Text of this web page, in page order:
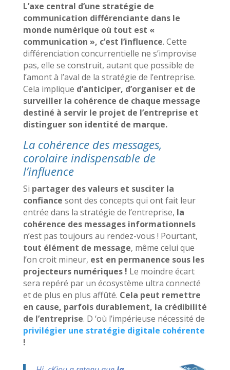
L’axe central d’une stratégie de
communication différenciante dans le
monde numérique où tout est «
communication », c’est l’influence. Cette
différenciation concurrentielle ne s’improvise
pas, elle se construit, autant que possible de
l’amont à l’aval de la stratégie de l’entreprise.
Cela implique d’anticiper, d’organiser et de
surveiller la cohérence de chaque message
destiné à servir le projet de l’entreprise et
distinguer son identité de marque.
La cohérence des messages,
corolaire indispensable de
l’influence
Si partager des valeurs et susciter la
confiance sont des concepts qui ont fait leur
entrée dans la stratégie de l’entreprise, la
cohérence des messages informationnels
n’est pas toujours au rendez-vous ! Pourtant,
tout élément de message, même celui que
l’on croit mineur, est en permanence sous les
projecteurs numériques ! Le moindre écart
sera repéré par un écosystème ultra connecté
et de plus en plus affûté. Cela peut remettre
en cause, parfois durablement, la crédibilité
de l’entreprise. D ‘où l’impérieuse nécessité de
privilégier une stratégie digitale cohérente
!